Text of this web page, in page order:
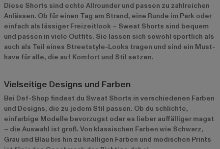
Diese Shorts sind echte Allrounder und passen zu zahlreichen
Anlässen. Ob für einen Tag am Strand, eine Runde im Park oder
einfach als lässiger Freizeitlook – Sweat Shorts sind bequem
und passen in viele Outfits. Sie lassen sich sowohl sportlich als
auch als Teil eines Streetstyle-Looks tragen und sind ein Must-
have für alle, die auf Komfort und Stil setzen.
Vielseitige Designs und Farben
Bei Def-Shop findest du Sweat Shorts in verschiedenen Farben
und Designs, die zu jedem Stil passen. Ob du schlichte,
einfarbige Modelle bevorzugst oder es lieber auffälliger magst
– die Auswahl ist groß. Von klassischen Farben wie Schwarz,
Grau und Blau bis hin zu knalligen Farben und modischen Prints